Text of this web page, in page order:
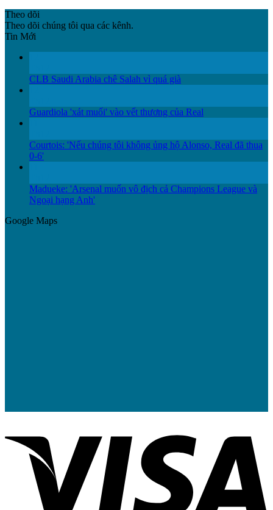
Theo dõi
Theo dõi chúng tôi qua các kênh.
Tin Mới
CLB Saudi Arabia chê Salah vì quá già
Guardiola 'xát muối' vào vết thương của Real
Courtois: 'Nếu chúng tôi không ủng hộ Alonso, Real đã thua
0-6'
Madueke: 'Arsenal muốn vô địch cả Champions League và
Ngoại hạng Anh'
Google Maps